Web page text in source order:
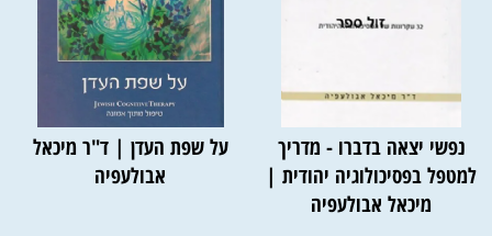
נפשי יצאה בדברו - מדריך
למטפל בפסיכולוגיה יהודית |
מיכאל אבולעפיה
על שפת העדן | ד"ר מיכאל
אבולעפיה